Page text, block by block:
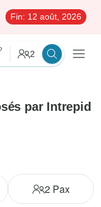
Fin: 12 août, 2026
2
par Intrepid
2Pax